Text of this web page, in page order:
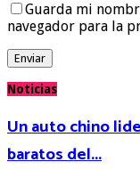
Guarda mi
navegador para la
Noticias
Un auto chino
baratos del...